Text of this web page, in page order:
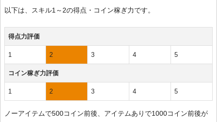
以下は、スキル1～2の得点・コイン稼ぎ力です。
得点力評価
1 2 3 4 5
コイン稼ぎ力評価
1 2 3 4 5
ノーアイテムで500コイン前後、アイテムありで1000コイン前後が